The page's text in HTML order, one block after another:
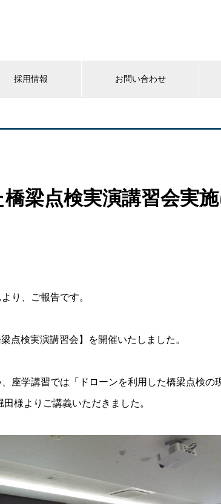
採用情報 お問い合わせ
橋梁点検実演講習会実
り、ご報告です。
点検実演講習会】を開催いたしました。
座学講習では「ドローンを利用した橋梁点検の
様よりご講義いただきました。